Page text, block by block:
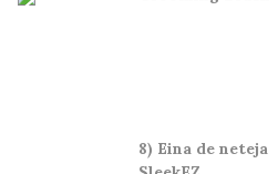
8) Eina de neteja